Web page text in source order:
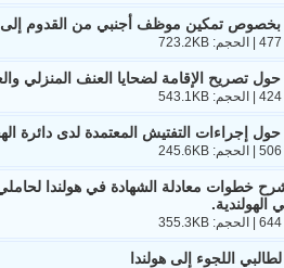
بخصوص تمكين موظف أجنبي من القدوم إلى
حول تصريح الإقامة لضحايا العنف المنزلي
حول إجراءات التفتيش المعتمدة لدى دائرة
خطوات معادلة الشهادة في هولندا
الهولندية.
اللجوء إلى هولندا